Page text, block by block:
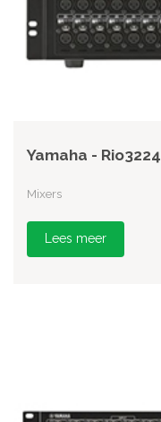
Yamaha - Rio3224
Mixers
Lees meer